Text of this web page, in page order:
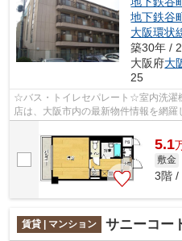
地下鉄谷
大阪環状
築30年 /
大阪府大
25
☆バス・トイレセパレート☆室内洗濯
店は、大阪市内の最新物件情報を網
5.1
敷金
3階 /
賃貸 | マンション サニーコー